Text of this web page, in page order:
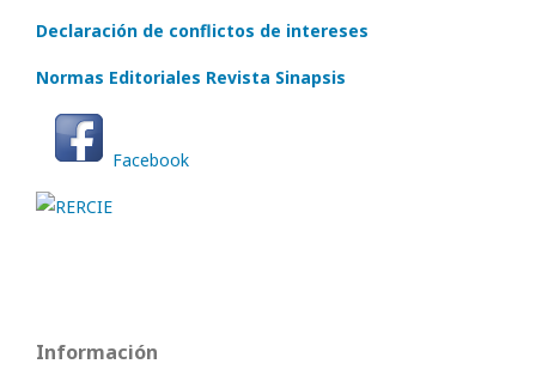
Declaración de conflictos de intereses
Normas Editoriales Revista Sinapsis
Facebook
Información